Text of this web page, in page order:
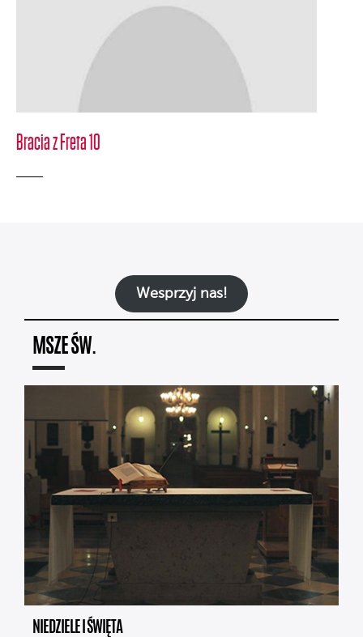
Bracia z Freta 10
Wesprzyj nas!
MSZE ŚW.
NIEDZIELE I ŚWIĘTA